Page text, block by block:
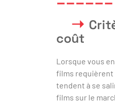
coût
Lorsque vous
films requièrent
tendent à se
films sur le